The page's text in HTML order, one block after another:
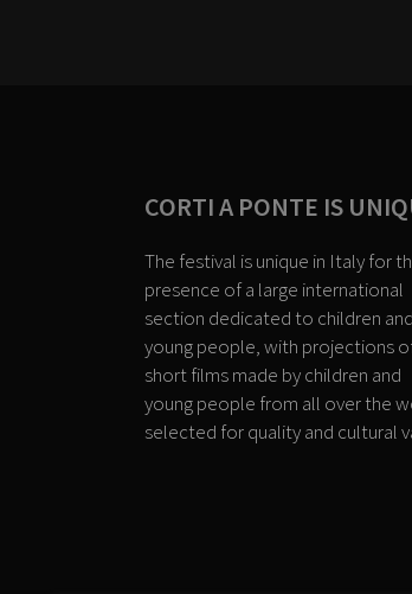
CORTI A PONTE IS
The festival is unique in Italy for
presence of a large international
section dedicated to children and
young people, with projections
short films made by children and
young people from all over the
selected for quality and cultural